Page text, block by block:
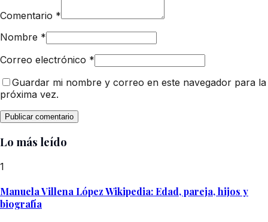
Comentario *
Nombre *
Correo electrónico *
Guardar mi nombre y correo en este navegador para la
próxima vez.
Lo más leído
1
Manuela Villena López Wikipedia: Edad, pareja, hijos y
biografía